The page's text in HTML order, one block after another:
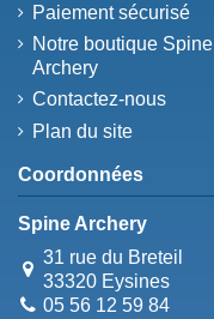
Paiement sécurisé
Notre boutique Spine
Archery
Contactez-nous
Plan du site
Coordonnées
Spine Archery
31 rue du Breteil
33320 Eysines
05 56 12 59 84